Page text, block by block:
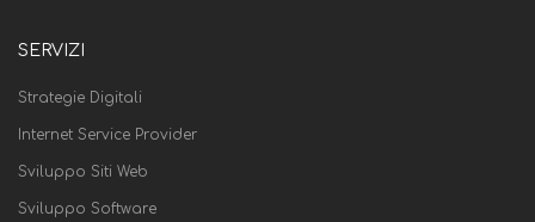
SERVIZI
Strategie Digitali
Internet Service Provider
Sviluppo Siti Web
Sviluppo Software